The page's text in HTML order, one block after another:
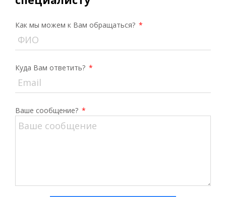
Как мы можем к Вам обращаться? *
Куда Вам ответить? *
Ваше сообщение? *